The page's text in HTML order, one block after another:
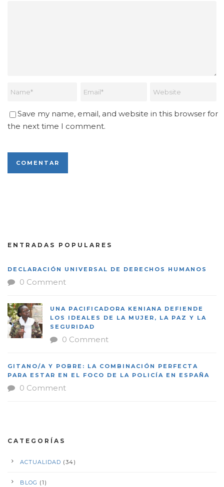
Save my name, email, and website in this browser for
the next time I comment.
ENTRADAS POPULARES
DECLARACIÓN UNIVERSAL DE DERECHOS HUMANOS
0 Comment
UNA PACIFICADORA KENIANA DEFIENDE
LOS IDEALES DE LA MUJER, LA PAZ Y LA
SEGURIDAD
0 Comment
GITANO/A Y POBRE: LA COMBINACIÓN PERFECTA
PARA ESTAR EN EL FOCO DE LA POLICÍA EN ESPAÑA
0 Comment
CATEGORÍAS
ACTUALIDAD (34)
BLOG (1)